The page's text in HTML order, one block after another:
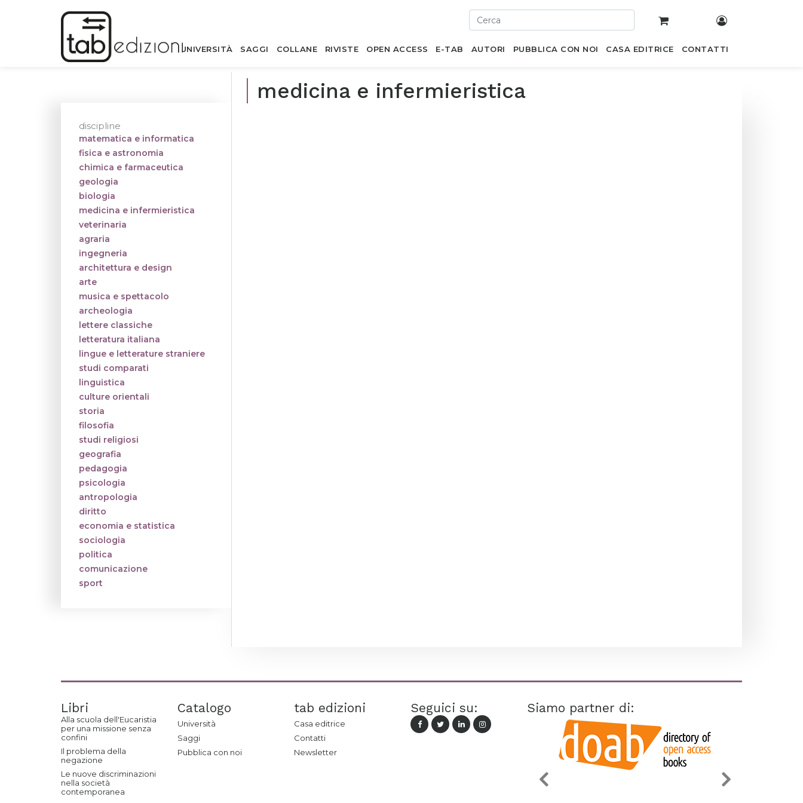
UNIVERSITÀ SAGGI COLLANE RIVISTE OPEN ACCESS E-TAB AUTORI PUBBLICA CON NOI CASA EDITRICE CONTATTI
medicina e infermieristica
discipline
matematica e informatica
fisica e astronomia
chimica e farmaceutica
geologia
biologia
medicina e infermieristica
veterinaria
agraria
ingegneria
architettura e design
arte
musica e spettacolo
archeologia
lettere classiche
letteratura italiana
lingue e letterature straniere
studi comparati
linguistica
culture orientali
storia
filosofia
studi religiosi
geografia
pedagogia
psicologia
antropologia
diritto
economia e statistica
sociologia
politica
comunicazione
sport
Libri
Alla scuola dell'Eucaristia
per una missione senza
confini
Il problema della
negazione
Le nuove discriminazioni
nella società
contemporanea
Catalogo
Università
Saggi
Pubblica con noi
tab edizioni
Casa editrice
Contatti
Newsletter
Seguici su: Siamo partner di: